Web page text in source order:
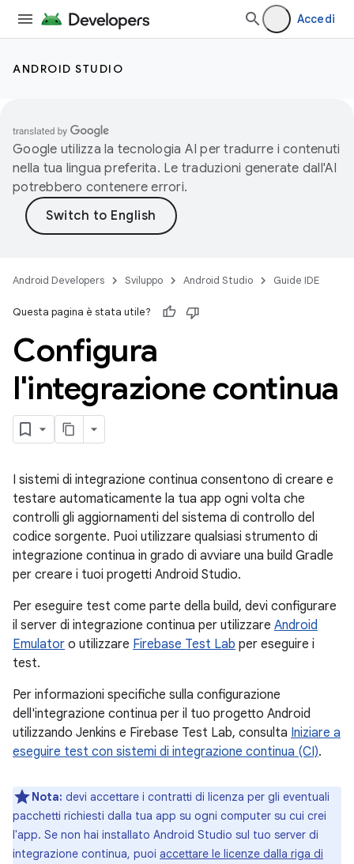
Accedi
ANDROID STUDIO
Google utilizza la tecnologia AI per tradurre i contenuti
nella tua lingua preferita. Le traduzioni generate dall'AI
potrebbero contenere errori.
Android Developers Sviluppo Android Studio Guide IDE
Questa pagina è stata utile?
Configura
l'integrazione continua
I sistemi di integrazione continua consentono di creare e
testare automaticamente la tua app ogni volta che
controlli gli aggiornamenti del sistema di controllo del
codice sorgente. Puoi utilizzare qualsiasi strumento di
integrazione continua in grado di avviare una build Gradle
per creare i tuoi progetti Android Studio.
Per eseguire test come parte della build, devi configurare
il server di integrazione continua per utilizzare Android
Emulator o utilizzare Firebase Test Lab per eseguire i
test.
Per informazioni specifiche sulla configurazione
dell'integrazione continua per il tuo progetto Android
utilizzando Jenkins e Firebase Test Lab, consulta Iniziare a
eseguire test con sistemi di integrazione continua (CI).
Nota: devi accettare i contratti di licenza per gli eventuali
pacchetti richiesti dalla tua app su ogni computer su cui crei
l'app. Se non hai installato Android Studio sul tuo server di
integrazione continua, puoi accettare le licenze dalla riga di